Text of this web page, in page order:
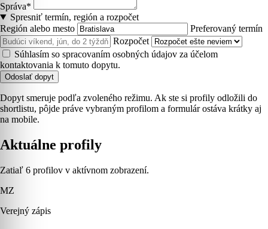
Správa*
Spresniť termín, región a rozpočet
Región alebo mesto
Preferovaný termín
Rozpočet
Súhlasím so spracovaním osobných údajov za účelom
kontaktovania k tomuto dopytu.
Odoslať dopyt
Dopyt smeruje podľa zvoleného režimu. Ak ste si profily odložili do
shortlistu, pôjde práve vybraným profilom a formulár ostáva krátky aj
na mobile.
Aktuálne profily
Zatiaľ 6 profilov v aktívnom zobrazení.
MZ
Verejný zápis